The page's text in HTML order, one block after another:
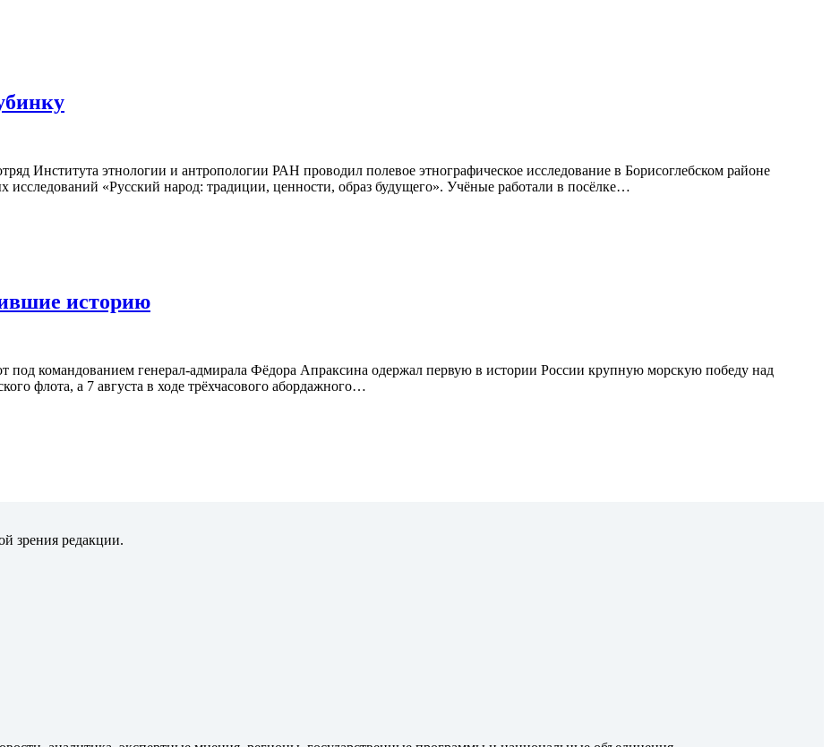
Института этнологии и антропологии РАН проводил полевое этнографическое исследование в Борисоглебском районе
«Русский народ: традиции, ценности, образ будущего». Учёные работали в посёлке…
историю
под командованием генерал-адмирала Фёдора Апраксина одержал первую в истории России крупную морскую победу над
флота, а 7 августа в ходе трёхчасового абордажного…
зрения редакции.